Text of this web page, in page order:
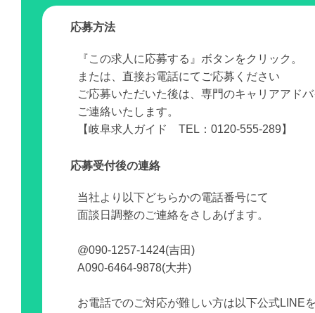
応募方法
『この求人に応募する』ボタンをクリック。
または、直接お電話にてご応募ください
ご応募いただいた後は、専門のキャリアアド
ご連絡いたします。
【岐阜求人ガイド TEL：0120-555-289】
応募受付後の連絡
当社より以下どちらかの電話番号にて
面談日調整のご連絡をさしあげます。
@090-1257-1424(吉田)
A090-6464-9878(大井)
お電話でのご対応が難しい方は以下公式LINE